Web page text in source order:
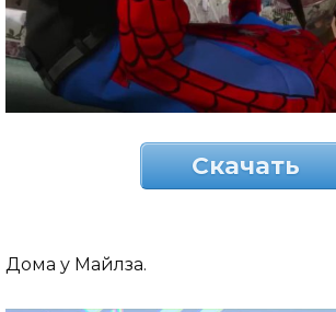
Скачать
Дома у Майлза.